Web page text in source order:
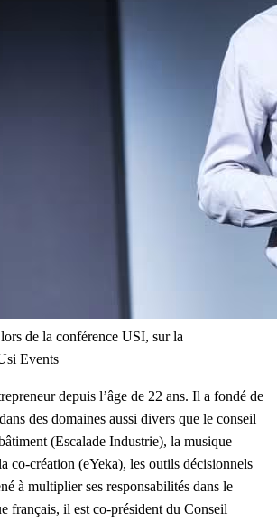
de la conférence USI, sur la
Events
depuis l’âge de 22 ans. Il a fondé de
des domaines aussi divers que le conseil
(Escalade Industrie), la musique
co-création (eYeka), les outils décisionnels
à multiplier ses responsabilités dans le
français, il est co-président du Conseil